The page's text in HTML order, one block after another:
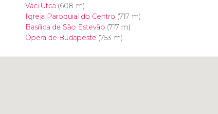
Váci Utca (608 m)
Igreja Paroquial do Centro (717 m)
Basílica de São Estevão (717 m)
Ópera de Budapeste (753 m)